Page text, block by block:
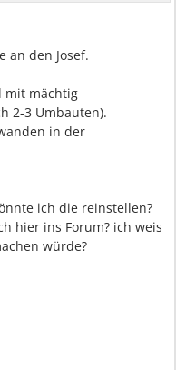
an den Josef.
mit mächtig
2-3 Umbauten).
in der
ich die reinstellen?
hier ins Forum? ich weis
würde?